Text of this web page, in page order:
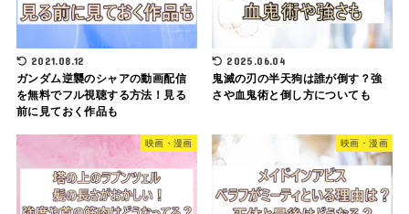
2021.08.12
ガンダム逆襲のシャアの動画配信
を無料でフル視聴する方法！見る
前に見ておく作品も
2025.06.04
鬼滅の刃の半天狗は誰が倒す？強
さや血鬼術と倒し方についても
映画・漫画 映画・漫画